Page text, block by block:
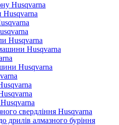
Husqvarna
Husqvarna
Husqvarna
Husqvarna
Husqvarna
свердління Husqvarna
дрилів алмазного буріння